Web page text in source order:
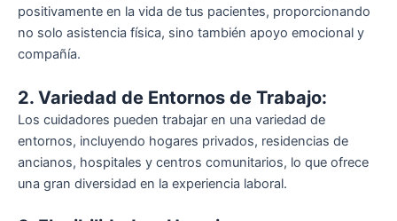
positivamente en la vida de tus pacientes, proporcionando
no solo asistencia física, sino también apoyo emocional y
compañía.
2. Variedad de Entornos de Trabajo:
Los cuidadores pueden trabajar en una variedad de
entornos, incluyendo hogares privados, residencias de
ancianos, hospitales y centros comunitarios, lo que ofrece
una gran diversidad en la experiencia laboral.